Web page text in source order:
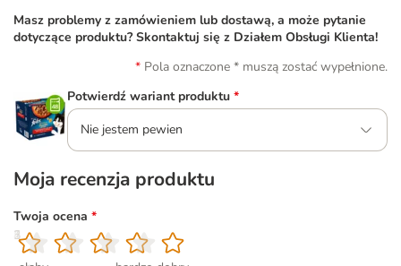
Masz problemy z zamówieniem lub dostawą, a może pytanie
dotyczące produktu? Skontaktuj się z Działem Obsługi Klienta!
Pola oznaczone * muszą zostać wypełnione.
Potwierdź wariant produktu *
Nie jestem pewien
Moja recenzja produktu
Twoja ocena *
1
2
3
4
5